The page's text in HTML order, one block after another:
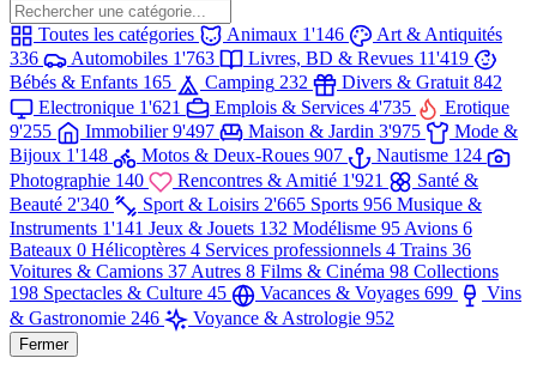
Toutes les catégories Animaux 1'146
Art & Antiquités
336
Automobiles 1'763 Livres, BD & Revues 11'419
Bébés & Enfants 165 Camping 232 Divers & Gratuit 842
Electronique 1'621 Emplois & Services 4'735
Erotique
9'255
Immobilier 9'497 Maison & Jardin 3'975
Mode &
Bijoux 1'148 Motos & Deux-Roues 907 Nautisme 124
Photographie 140 Rencontres & Amitié 1'921
Santé &
Beauté 2'340 Sport & Loisirs 2'665 Sports 956 Musique &
Instruments 1'141 Jeux & Jouets 132 Modélisme 95 Avions 6
Bateaux 0 Hélicoptères 4 Services professionnels 4 Trains 36
Voitures & Camions 37 Autres 8 Films & Cinéma 98 Collections
198 Spectacles & Culture 45 Vacances & Voyages 699
Vins
& Gastronomie 246 Voyance & Astrologie 952
Fermer